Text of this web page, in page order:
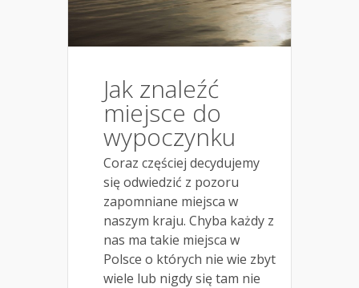
Jak znaleźć
miejsce do
wypoczynku
Coraz częściej decydujemy
się odwiedzić z pozoru
zapomniane miejsca w
naszym kraju. Chyba każdy z
nas ma takie miejsca w
Polsce o których nie wie zbyt
wiele lub nigdy się tam nie